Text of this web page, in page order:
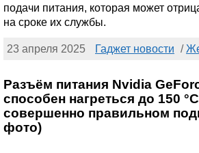
подачи питания, которая может
на сроке их службы.
23 апреля 2025 Гаджет новости /
Разъём питания Nvidia
способен нагреться до 150
совершенно правильном
фото)